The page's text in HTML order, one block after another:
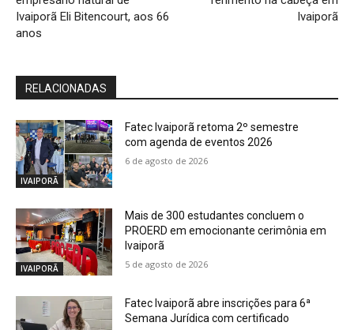
Ivaiporã Eli Bitencourt, aos 66
anos
Ivaiporã
RELACIONADAS
IVAIPORÃ
Fatec Ivaiporã retoma 2º semestre
com agenda de eventos 2026
6 de agosto de 2026
IVAIPORÃ
Mais de 300 estudantes concluem o
PROERD em emocionante cerimônia em
Ivaiporã
5 de agosto de 2026
Fatec Ivaiporã abre inscrições para 6ª
Semana Jurídica com certificado